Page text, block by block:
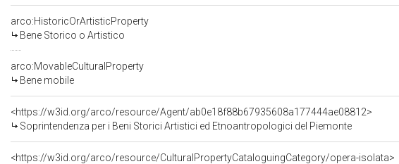
arco:HistoricOrArtisticProperty
Bene Storico o Artistico
arco:MovableCulturalProperty
Bene mobile
<https://w3id.org/arco/resource/Agent/ab0e18f88b67935608a177444ae08812>
Soprintendenza per i Beni Storici Artistici ed Etnoantropologici del Piemonte
<https://w3id.org/arco/resource/CulturalPropertyCataloguingCategory/opera-isolata>